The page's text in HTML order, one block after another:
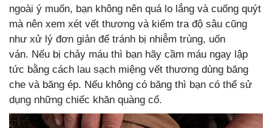
ngoài ý muốn, bạn không nên quá lo lắng và cuống quýt
mà nên xem xét vết thương và kiểm tra độ sâu cũng
như xử lý đơn giản để tránh bị nhiễm trùng, uốn
ván. Nếu bị chảy máu thì bạn hãy cầm máu ngay lập
tức bằng cách lau sạch miệng vết thương dùng băng
che và băng ép. Nếu không có băng thì bạn có thể sử
dụng những chiếc khăn quàng cổ.